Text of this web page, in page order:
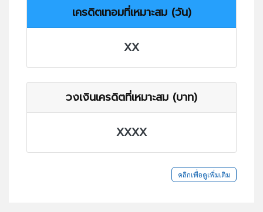
เครดิตเทอมที่เหมาะสม (วัน)
XX
วงเงินเครดิตที่เหมาะสม (บาท)
XXXX
คลิกเพื่อดูเพิ่มเติม